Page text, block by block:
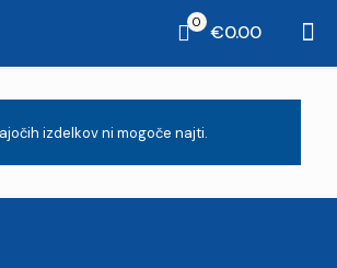
0 €0.00
izdelkov ni mogoče najti.